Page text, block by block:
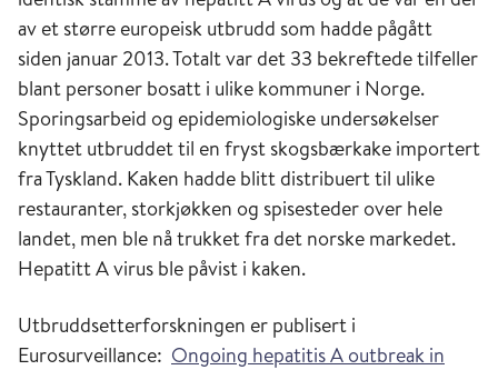
av et større europeisk utbrudd som hadde pågått
siden januar 2013. Totalt var det 33 bekreftede tilfeller
blant personer bosatt i ulike kommuner i Norge.
Sporingsarbeid og epidemiologiske undersøkelser
knyttet utbruddet til en fryst skogsbærkake importert
fra Tyskland. Kaken hadde blitt distribuert til ulike
restauranter, storkjøkken og spisesteder over hele
landet, men ble nå trukket fra det norske markedet.
Hepatitt A virus ble påvist i kaken.
Utbruddsetterforskningen er publisert i
Eurosurveillance: Ongoing hepatitis A outbreak in